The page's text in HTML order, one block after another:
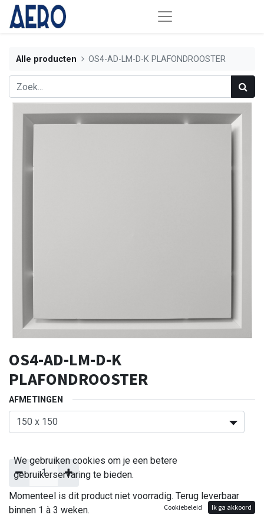
Alle producten OS4-AD-LM-D-K PLAFONDROOSTER
OS4-AD-LM-D-K
PLAFONDROOSTER
AFMETINGEN
Momenteel is dit product niet voorradig. Terug leverbaar
binnen 1 à 3 weken.
We gebruiken cookies om je een betere
gebruikerservaring te bieden.
Cookiebeleid Ik ga akkoord